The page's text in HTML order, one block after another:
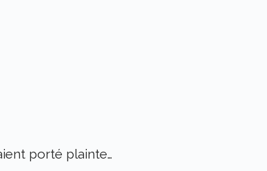
porté plainte…